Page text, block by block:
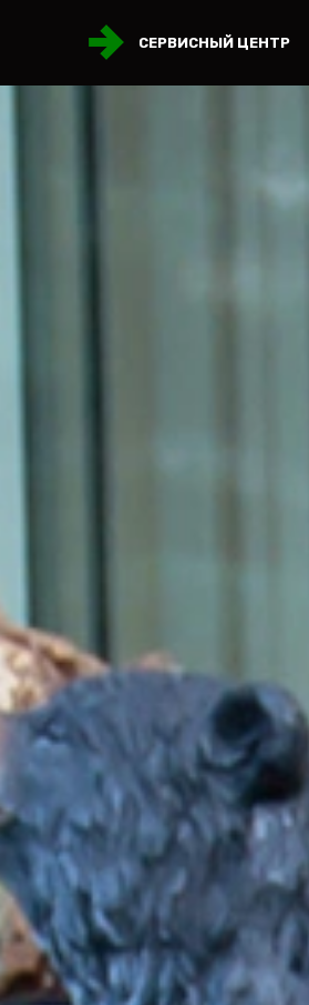
СЕРВИСНЫЙ ЦЕНТР